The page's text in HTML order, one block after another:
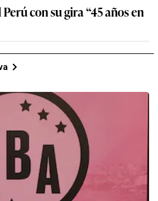
con su gira “45 años en